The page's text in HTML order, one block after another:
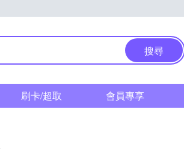
搜尋
刷卡/超取 會員專享